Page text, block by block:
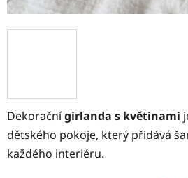
Dekoračnígirlanda s květinami
dětského pokoje, který přidává
každého interiéru.